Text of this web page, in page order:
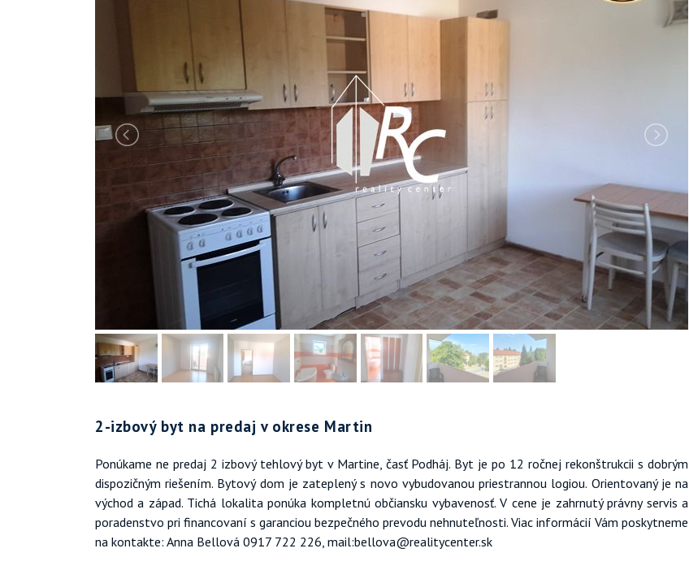
2-izbový byt na predaj v okrese Martin
Ponúkame ne predaj 2 izbový tehlový byt v Martine, časť Podháj. Byt je po 12 ročnej rekonštrukcii s dobrým
dispozičným riešením. Bytový dom je zateplený s novo vybudovanou priestrannou logiou. Orientovaný je na
východ a západ. Tichá lokalita ponúka kompletnú občiansku vybavenosť. V cene je zahrnutý právny servis a
poradenstvo pri financovaní s garanciou bezpečného prevodu nehnuteľnosti. Viac informácií Vám poskytneme
na kontakte: Anna Bellová 0917 722 226, mail:bellova@realitycenter.sk